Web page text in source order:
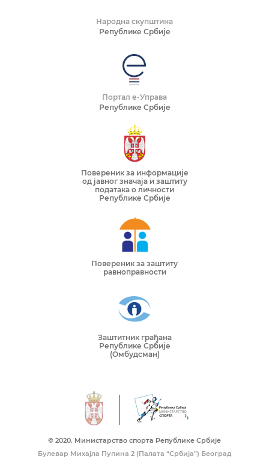
Народна скупштина
Републике Србије
Портал е-Управа
Републике Србије
Повереник за информације
од јавног значаја и заштиту
података о личности
Републике Србије
Повереник за заштиту
равноправности
Заштитник грађана
Републике Србије
(Омбудсман)
© 2020. Mинистарство спорта Републике Србије
Булевар Михајла Пупина 2 (Палата “Србија”) Београд